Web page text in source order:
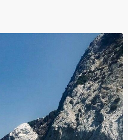
4100 ден